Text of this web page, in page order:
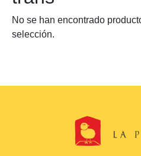
No se han encontrado
selección.